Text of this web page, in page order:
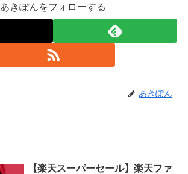
あきぽんをフォローする
あきぽん
【楽天スーパーセール】楽天ファ